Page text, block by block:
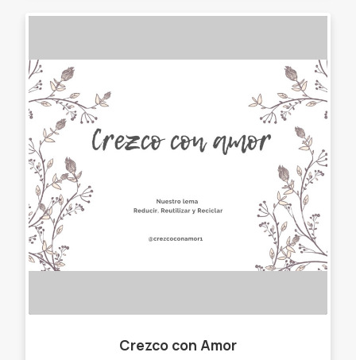
Crezco con Amor